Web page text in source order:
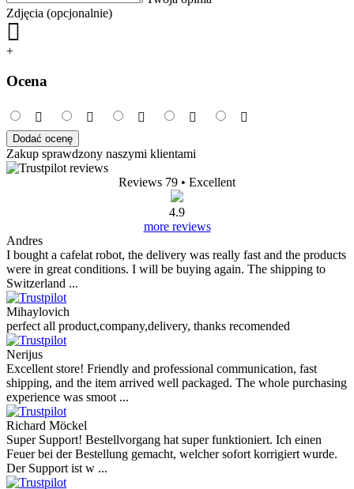
Zdjęcia (opcjonalnie)
+
Ocena
Dodać ocenę
Zakup sprawdzony naszymi klientami
Reviews 79 • Excellent
4.9
more reviews
Andres
I bought a cafelat robot, the delivery was really fast and the products
were in great conditions. I will be buying again. The shipping to
Switzerland ...
Mihaylovich
perfect all product,company,delivery, thanks recomended
Nerijus
Excellent store! Friendly and professional communication, fast
shipping, and the item arrived well packaged. The whole purchasing
experience was smoot ...
Richard Möckel
Super Support! Bestellvorgang hat super funktioniert. Ich einen
Feuer bei der Bestellung gemacht, welcher sofort korrigiert wurde.
Der Support ist w ...